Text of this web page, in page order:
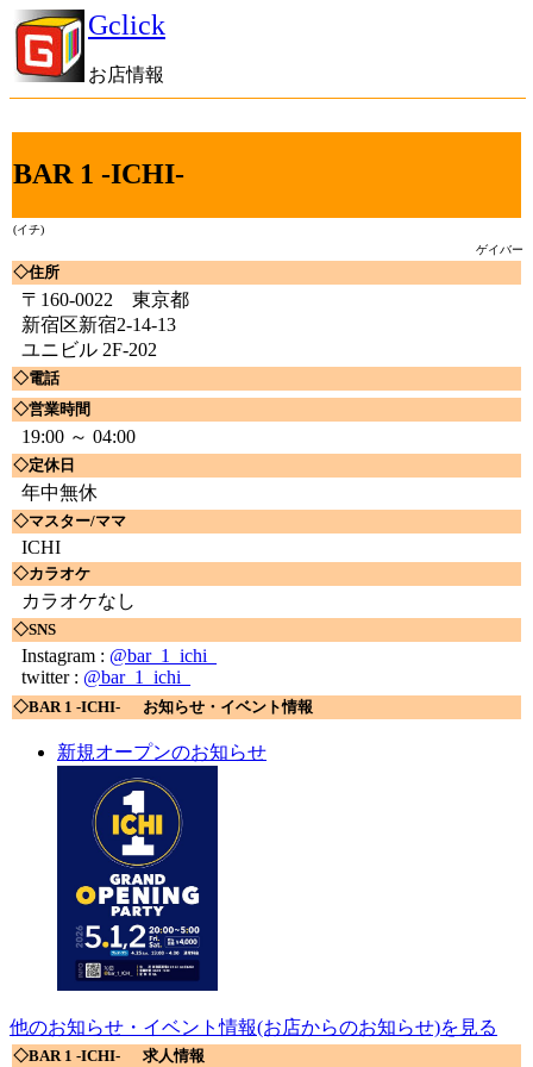
Gclick
お店情報
BAR 1 -ICHI-
(イチ)
ゲイバー
◇住所
〒160-0022 東京都
新宿区新宿2-14-13
ユニビル 2F-202
◇電話
◇営業時間
19:00 ～ 04:00
◇定休日
年中無休
◇マスター/ママ
ICHI
◇カラオケ
カラオケなし
◇SNS
Instagram : @bar_1_ichi_
twitter : @bar_1_ichi_
◇BAR 1 -ICHI- お知らせ・イベント情報
新規オープンのお知らせ
他のお知らせ・イベント情報(お店からのお知らせ)を見る
◇BAR 1 -ICHI- 求人情報